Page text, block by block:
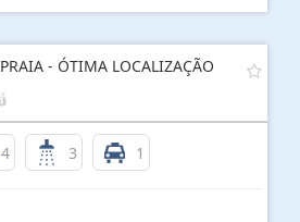
- ÓTIMA LOCALIZAÇÃO
4 3 1